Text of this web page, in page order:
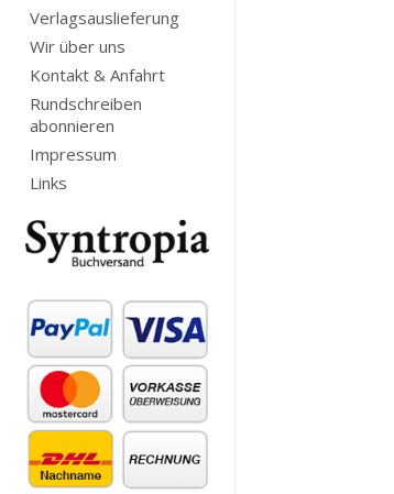
Verlagsauslieferung
Wir über uns
Kontakt & Anfahrt
Rundschreiben
abonnieren
Impressum
Links